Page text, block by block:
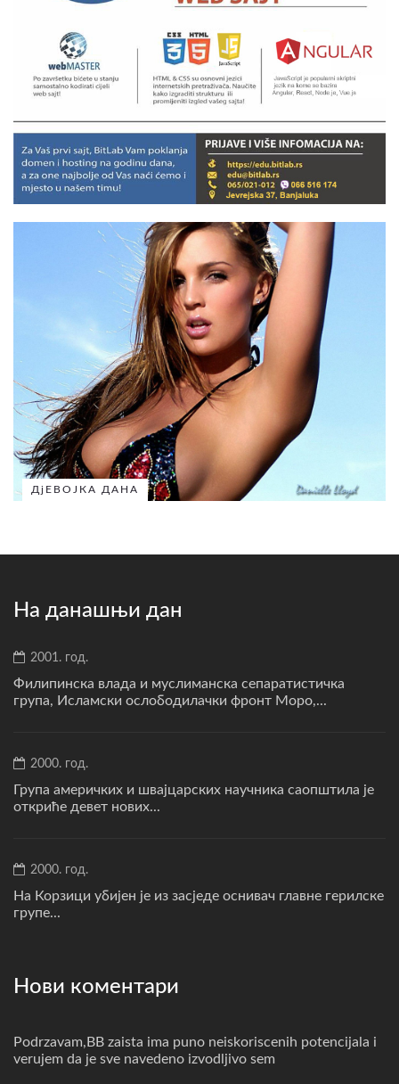
ДјЕВОЈКА ДАНА
На данашњи дан
2001. год.
Филипинска влада и муслиманска сепаратистичка
група, Исламски ослободилачки фронт Моро,...
2000. год.
Група америчких и швајцарских научника саопштила је
откриће девет нових...
2000. год.
На Корзици убијен је из засједе оснивач главне герилске
групе...
Нови коментари
Podrzavam,BB zaista ima puno neiskoriscenih potencijala i
verujem da je sve navedeno izvodljivo sem